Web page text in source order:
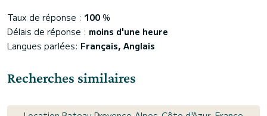
Taux de réponse : 100 %
Délais de réponse : moins d'une heure
Langues parlées: Français, Anglais
Recherches similaires